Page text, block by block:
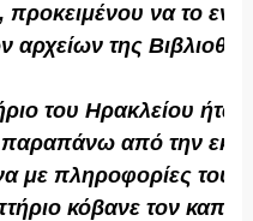
προκειμένου να το
αρχείων της
του Ηρακλείου
από την
με πληροφορίες του
κόβανε τον